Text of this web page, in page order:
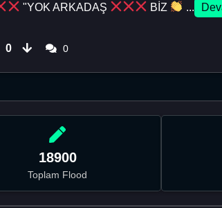
"YOK ARKADAŞ BİZ ...
0 0
18900
Toplam Flood